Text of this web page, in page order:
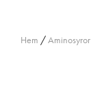
Hem /Aminosyror